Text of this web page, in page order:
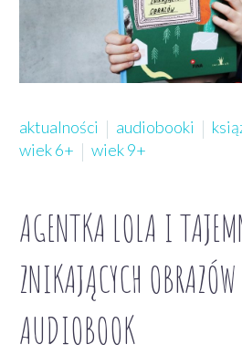
aktualności audiobooki
wiek 6+
wiek 9+
AGENTKA LOLA I
ZNIKAJĄCYCH
AUDIOBOOK